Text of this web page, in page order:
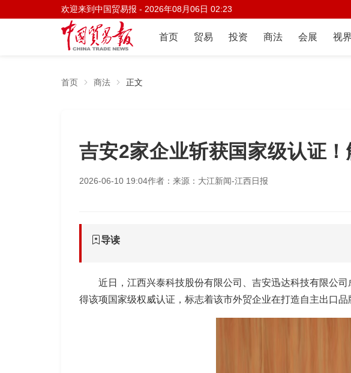
欢迎来到中国贸易报 - 2026年08月06日 02:23
首页 贸易 投资 商法 会展 视界
首页 商法 正文
吉安2家企业斩获国家级认证
2026-06-10 19:04作者： 来源：大江新闻-江西日报
导读
近日，江西兴泰科技股份有限公司、吉安迅达科技有限公
得该项国家级权威认证，标志着该市外贸企业在打造自主出口品